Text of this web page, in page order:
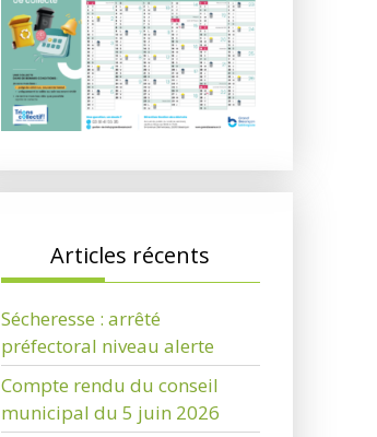
Articles récents
Sécheresse : arrêté
préfectoral niveau alerte
Compte rendu du conseil
municipal du 5 juin 2026